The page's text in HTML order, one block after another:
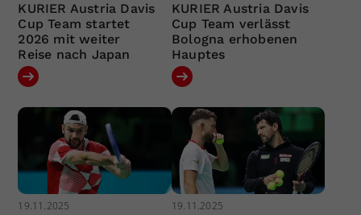
KURIER Austria Davis
Cup Team startet
2026 mit weiter
Reise nach Japan
KURIER Austria Davis
Cup Team verlässt
Bologna erhobenen
Hauptes
19.11.2025 19.11.2025